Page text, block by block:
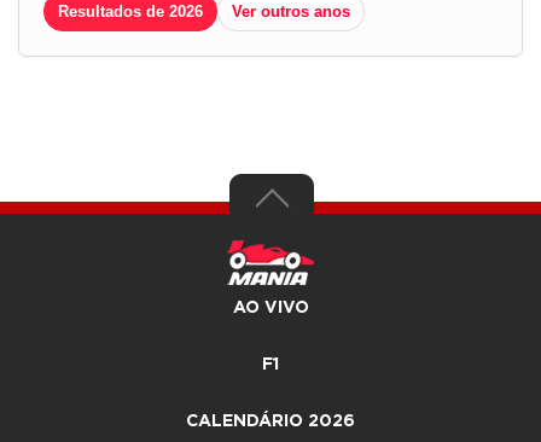
Resultados de 2026 Ver outros anos
AO VIVO
F1
CALENDÁRIO 2026